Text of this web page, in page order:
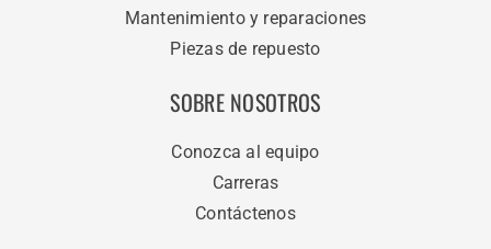
Mantenimiento y reparaciones
Piezas de repuesto
SOBRE NOSOTROS
Conozca al equipo
Carreras
Contáctenos